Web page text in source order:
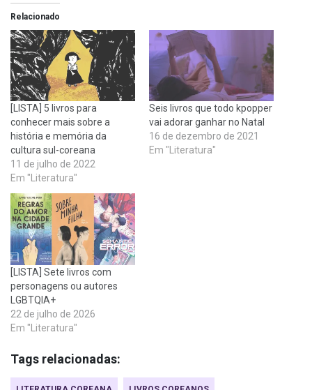
Relacionado
[LISTA] 5 livros para
conhecer mais sobre a
história e memória da
cultura sul-coreana
11 de julho de 2022
Em "Literatura"
Seis livros que todo kpopper
vai adorar ganhar no Natal
16 de dezembro de 2021
Em "Literatura"
[LISTA] Sete livros com
personagens ou autores
LGBTQIA+
22 de julho de 2026
Em "Literatura"
Tags relacionadas: